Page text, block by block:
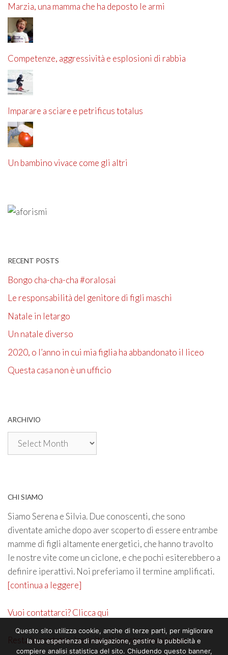
Marzia, una mamma che ha deposto le armi
Competenze, aggressività e esplosioni di rabbia
Imparare a sciare e petrificus totalus
Un bambino vivace come gli altri
RECENT POSTS
Bongo cha-cha-cha #oralosai
Le responsabilità del genitore di figli maschi
Natale in letargo
Un natale diverso
2020, o l’anno in cui mia figlia ha abbandonato il liceo
Questa casa non è un ufficio
ARCHIVIO
Archivio
CHI SIAMO
Siamo Serena e Silvia. Due conoscenti, che sono
diventate amiche dopo aver scoperto di essere entrambe
mamme di figli altamente energetici, che hanno travolto
le nostre vite come un ciclone, e che pochi esiterebbero a
definire iperattivi. Noi preferiamo il termine amplificati.
[continua a leggere]
Vuoi contattarci? Clicca qui
Resta in contatto. Iscriviti alla nostra newsletter
Questo sito utilizza cookie, anche di terze parti, per migliorare
la tua esperienza di navigazione, gestire la pubblicità e
compiere analisi statistica del sito. Chiudendo questo banner,